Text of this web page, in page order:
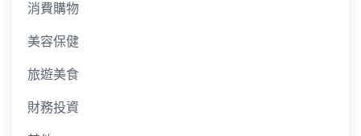
消費購物
美容保健
旅遊美食
財務投資